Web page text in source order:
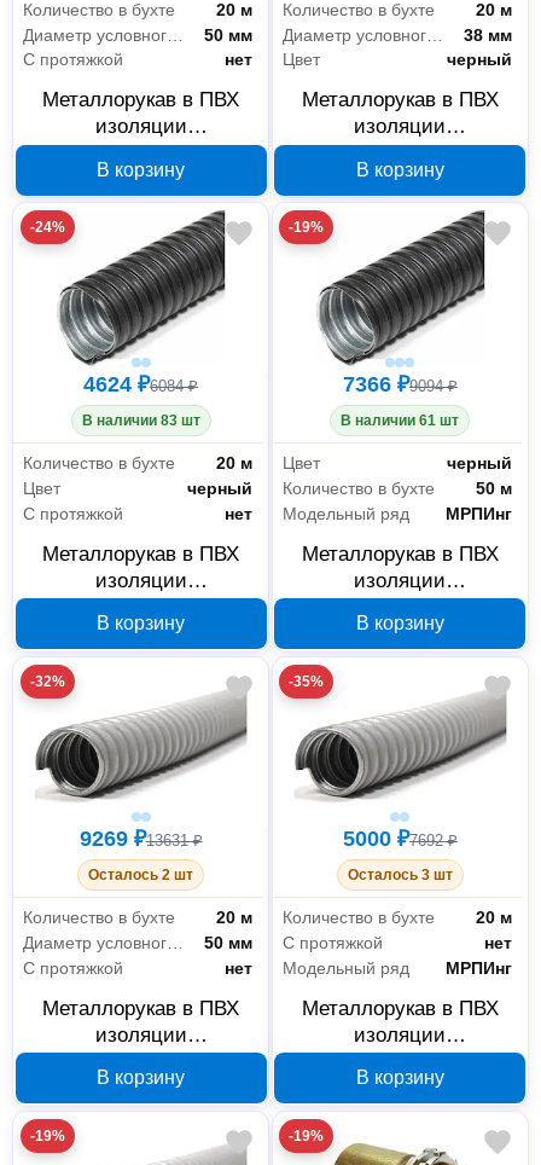
Электрика и свет
Аксессуары и комплектующие
Кабеленесущие системы 198
Молниезащита, заземление 3
Метизы 27
Количество в бухте
20 м
50 мм
С протяжкой
нет
Металлорукав в ПВХ
изоляции
50 мм 20 м черный
zeta42217
В корзину
Количество в бухте
20 м
Диаметр условного прохода
38 мм
Цвет
черный
Металлорукав в ПВХ
изоляции
38 мм 20 м черный
zeta42216
В корзину
-24%
4624 ₽6084 ₽
В наличии 83 шт
Количество в бухте
20 м
Цвет
черный
С протяжкой
нет
Металлорукав в ПВХ
изоляции
32 мм 20 м черный
zeta42215
В корзину
-19%
7366 ₽9094 ₽
В наличии 61 шт
Цвет
черный
Количество в бухте
50 м
Модельный ряд
МРПИнг
Металлорукав в ПВХ
изоляции
25 мм 50 м черный
zeta42214
В корзину
-32%
9269 ₽13631 ₽
Осталось 2 шт
Количество в бухте
20 м
50 мм
С протяжкой
нет
Металлорукав в ПВХ
изоляции
50 мм 20 м серый
zeta41916
В корзину
-35%
5000 ₽7692 ₽
Осталось 3 шт
Количество в бухте
20 м
С протяжкой
нет
Модельный ряд
МРПИнг
Металлорукав в ПВХ
изоляции
32 мм 20 м серый
zeta41914
В корзину
-19% -19%